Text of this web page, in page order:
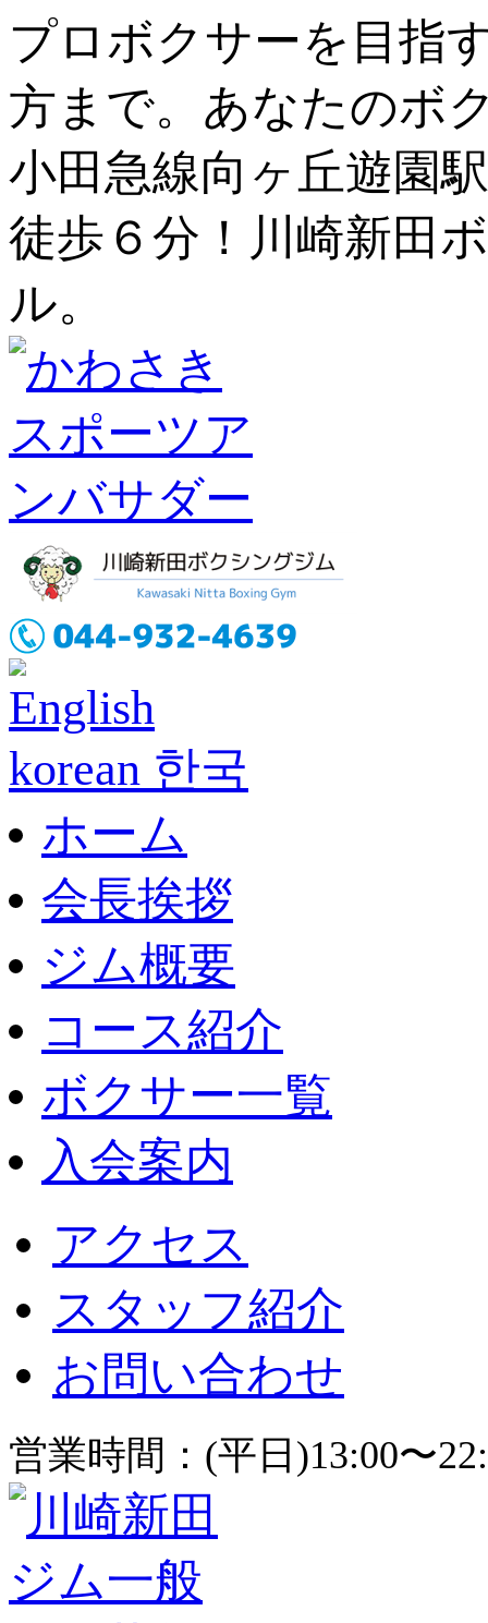
プロボクサーを目指
方まで。あなたのボ
小田急線向ヶ丘遊園
徒歩６分！川崎新田
ル。
English
korean 한국
ホーム
会長挨拶
ジム概要
コース紹介
ボクサー一覧
入会案内
アクセス
スタッフ紹介
お問い合わせ
営業時間：(平日)13:00〜